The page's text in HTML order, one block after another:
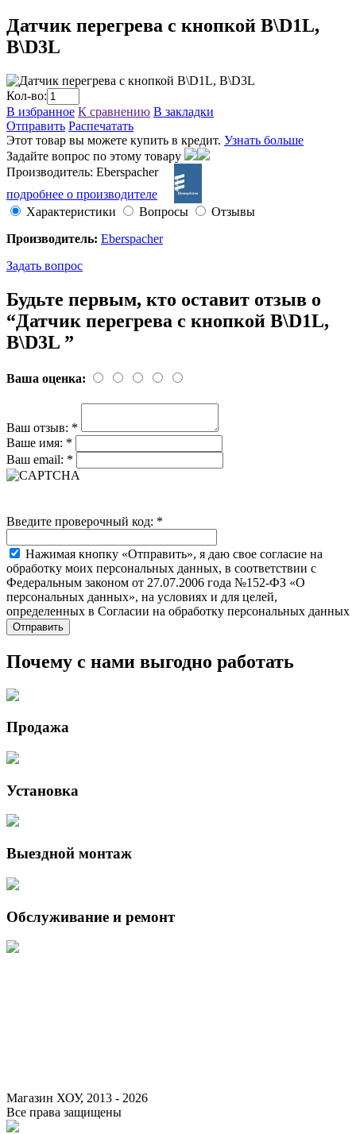
Датчик перегрева с кнопкой B\D1L,
B\D3L
Кол-во:
В избранное К сравнению В закладки
Отправить Распечатать
Этот товар вы можете купить в кредит. Узнать больше
Задайте вопрос по этому товару
Производитель: Eberspacher
подробнее о производителе
Характеристики
Вопросы
Отзывы
Производитель: Eberspacher
Задать вопрос
Будьте первым, кто оставит отзыв о
“Датчик перегрева с кнопкой B\D1L,
B\D3L ”
Ваша оценка:
Ваш отзыв: *
Ваше имя: *
Ваш email: *
Введите проверочный код: *
Нажимая кнопку «Отправить», я даю свое согласие на
обработку моих персональных данных, в соответствии с
Федеральным законом от 27.07.2006 года №152-ФЗ «О
персональных данных», на условиях и для целей,
определенных в Согласии на обработку персональных данных
Почему с нами выгодно работать
Продажа
Установка
Выездной монтаж
Обслуживание и ремонт
Магазин ХОУ, 2013 - 2026
Все права защищены